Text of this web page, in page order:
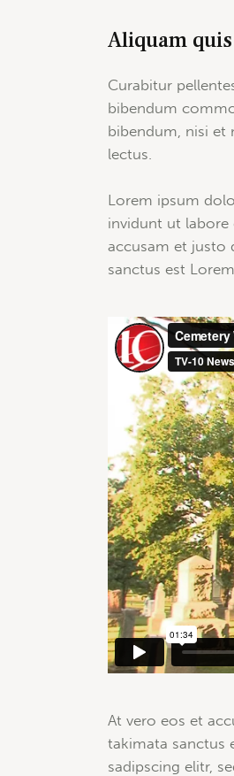
Aliquam
Curabitur
bibendum
bibendum, nisi et
lectus.
Lorem ipsum
invidunt ut labore
accusam et justo
sanctus est
At vero eos et
takimata sanctus
sadipscing elitr,